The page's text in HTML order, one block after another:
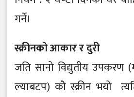
गर्ने।
स्क्रीनको आकार र दुरी
जति सानो विद्युतीय उपकरण
ल्याबटप) कोे स्क्रीन भयो